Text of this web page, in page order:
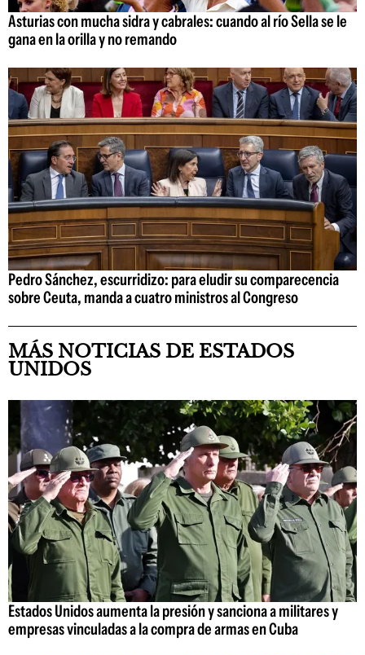
Asturias con mucha sidra y cabrales: cuando al río Sella se le
gana en la orilla y no remando
Pedro Sánchez, escurridizo: para eludir su comparecencia
sobre Ceuta, manda a cuatro ministros al Congreso
MÁS NOTICIAS DE ESTADOS
UNIDOS
Estados Unidos aumenta la presión y sanciona a militares y
empresas vinculadas a la compra de armas en Cuba